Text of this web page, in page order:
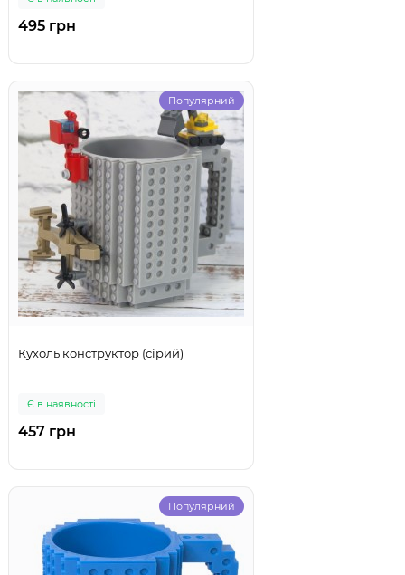
495 грн
Популярний
Кухоль конструктор (сірий)
Є в наявності
457 грн
Популярний